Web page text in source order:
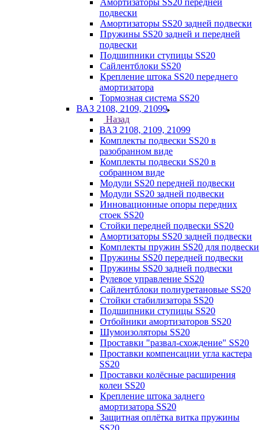
Амортизаторы SS20 передней
подвески
Амортизаторы SS20 задней подвески
Пружины SS20 задней и передней
подвески
Подшипники ступицы SS20
Сайлентблоки SS20
Крепление штока SS20 переднего
амортизатора
Тормозная система SS20
ВАЗ 2108, 2109, 21099
Назад
ВАЗ 2108, 2109, 21099
Комплекты подвески SS20 в
разобранном виде
Комплекты подвески SS20 в
собранном виде
Модули SS20 передней подвески
Модули SS20 задней подвески
Инновационные опоры передних
стоек SS20
Стойки передней подвески SS20
Амортизаторы SS20 задней подвески
Комплекты пружин SS20 для подвески
Пружины SS20 передней подвески
Пружины SS20 задней подвески
Рулевое управление SS20
Сайлентблоки полиуретановые SS20
Стойки стабилизатора SS20
Подшипники ступицы SS20
Отбойники амортизаторов SS20
Шумоизоляторы SS20
Проставки "развал-схождение" SS20
Проставки компенсации угла кастера
SS20
Проставки колёсные расширения
колеи SS20
Крепление штока заднего
амортизатора SS20
Защитная оплётка витка пружины
SS20